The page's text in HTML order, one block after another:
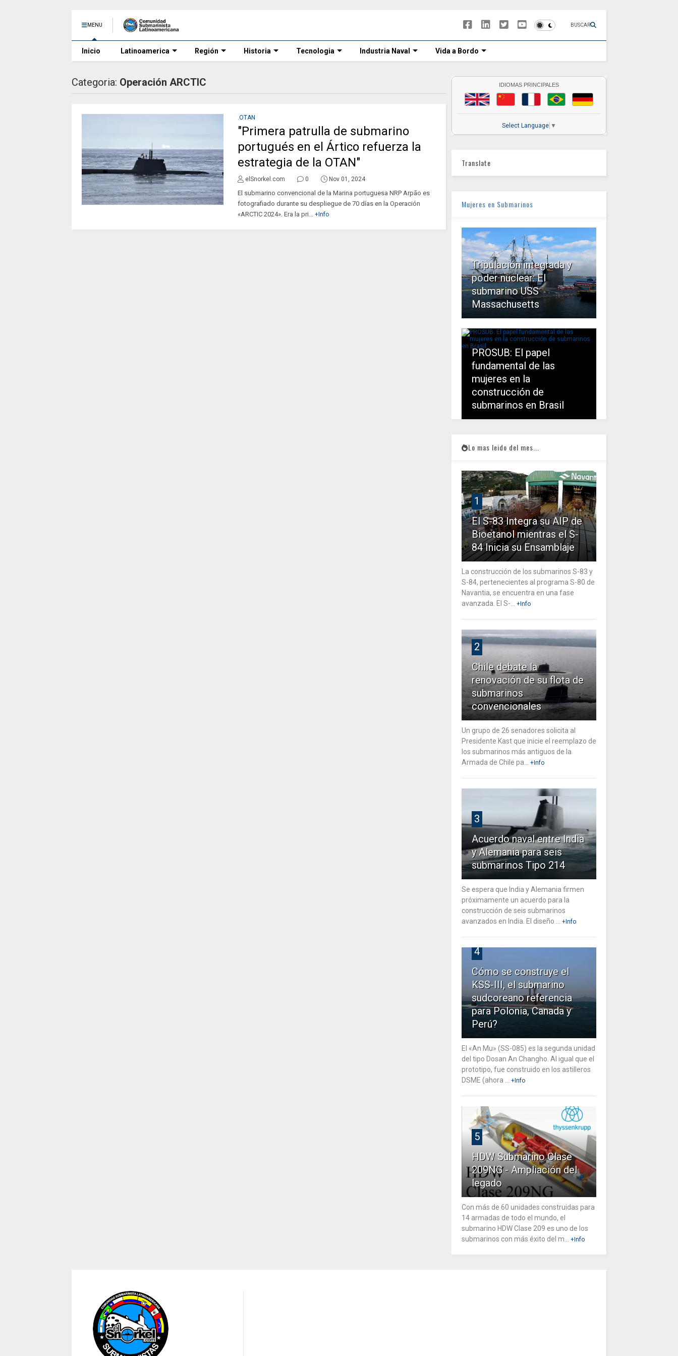
MENU BUSCAR
Inicio Latinoamerica Región Historia Tecnologia Industria Naval Vida a Bordo
Categoria: Operación ARCTIC
.OTAN
"Primera patrulla de submarino
portugués en el Ártico refuerza la
estrategia de la OTAN"
elSnorkel.com 0 Nov 01, 2024
El submarino convencional de la Marina portuguesa NRP Arpão es
fotografiado durante su despliegue de 70 días en la Operación
«ARCTIC 2024». Era la pri... +Info
IDIOMAS PRINCIPALES
Select Language ▼
Translate
Mujeres en Submarinos
Tripulación integrada y
poder nuclear: El
submarino USS
Massachusetts
PROSUB: El papel
fundamental de las
mujeres en la
construcción de
submarinos en Brasil
Lo mas leido del mes...
1
El S-83 Integra su AIP de
Bioetanol mientras el S-
84 Inicia su Ensamblaje
La construcción de los submarinos S-83 y
S-84, pertenecientes al programa S-80 de
Navantia, se encuentra en una fase
avanzada. El S-...
+Info
2
Chile debate la
renovación de su flota de
submarinos
convencionales
Un grupo de 26 senadores solicita al
Presidente Kast que inicie el reemplazo de
los submarinos más antiguos de la
Armada de Chile pa...
+Info
3
Acuerdo naval entre India
y Alemania para seis
submarinos Tipo 214
Se espera que India y Alemania firmen
próximamente un acuerdo para la
construcción de seis submarinos
avanzados en India. El diseño ...
+Info
4
Cómo se construye el
KSS-III, el submarino
sudcoreano referencia
para Polonia, Canada y
Perú?
El «An Mu» (SS-085) es la segunda unidad
del tipo Dosan An Changho. Al igual que el
prototipo, fue construido en los astilleros
DSME (ahora ...
+Info
5
HDW Submarino Clase
209NG - Ampliación del
legado
Con más de 60 unidades construidas para
14 armadas de todo el mundo, el
submarino HDW Clase 209 es uno de los
submarinos con más éxito del m...
+Info